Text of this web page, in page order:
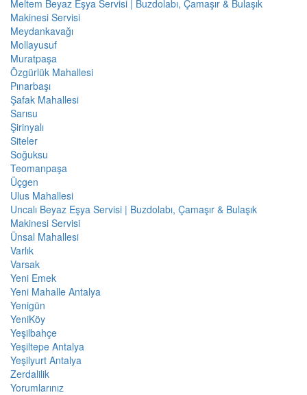
Meltem Beyaz Eşya Servisi | Buzdolabı, Çamaşır & Bulaşık
Makinesi Servisi
Meydankavağı
Mollayusuf
Muratpaşa
Özgürlük Mahallesi
Pınarbaşı
Şafak Mahallesi
Sarısu
Şirinyalı
Siteler
Soğuksu
Teomanpaşa
Üçgen
Ulus Mahallesi
Uncalı Beyaz Eşya Servisi | Buzdolabı, Çamaşır & Bulaşık
Makinesi Servisi
Ünsal Mahallesi
Varlık
Varsak
Yeni Emek
Yeni Mahalle Antalya
Yenigün
YeniKöy
Yeşilbahçe
Yeşiltepe Antalya
Yeşilyurt Antalya
Zerdalilik
Yorumlarınız